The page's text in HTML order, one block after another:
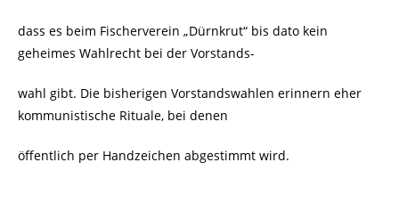
dass es beim Fischerverein „Dürnkrut“ bis dato kein
geheimes Wahlrecht bei der Vorstands-
wahl gibt. Die bisherigen Vorstandswahlen erinnern eher
kommunistische Rituale, bei denen
öffentlich per Handzeichen abgestimmt wird.